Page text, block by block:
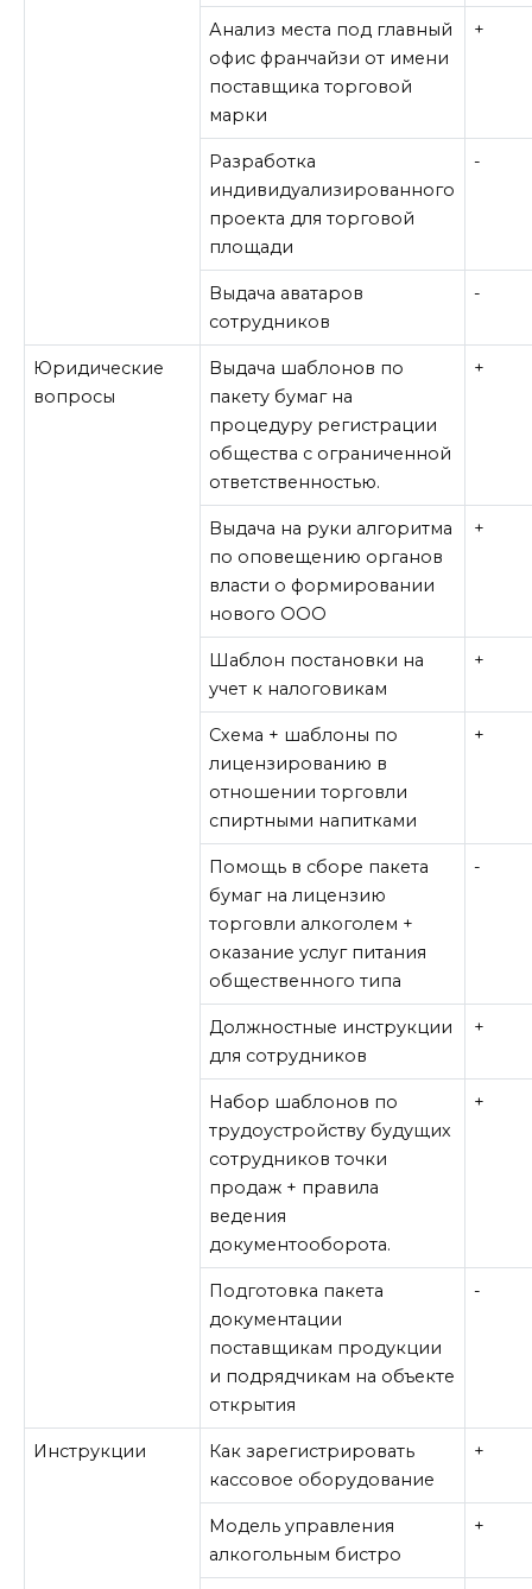
Анализ места под главный
офис франчайзи от имени
поставщика торговой
марки
+
Разработка
индивидуализированного
проекта для торговой
площади
-
Выдача аватаров
сотрудников
-
Юридические
вопросы
Выдача шаблонов по
пакету бумаг на
процедуру регистрации
общества с ограниченной
ответственностью.
+
Выдача на руки алгоритма
по оповещению органов
власти о формировании
нового ООО
+
Шаблон постановки на
учет к налоговикам
+
Схема + шаблоны по
лицензированию в
отношении торговли
спиртными напитками
+
Помощь в сборе пакета
бумаг на лицензию
торговли алкоголем +
оказание услуг питания
общественного типа
-
Должностные инструкции
для сотрудников
+
Набор шаблонов по
трудоустройству будущих
сотрудников точки
продаж + правила
ведения
документооборота.
+
Подготовка пакета
документации
поставщикам продукции
и подрядчикам на объекте
открытия
-
Инструкции
Как зарегистрировать
кассовое оборудование
+
Модель управления
алкогольным бистро
+